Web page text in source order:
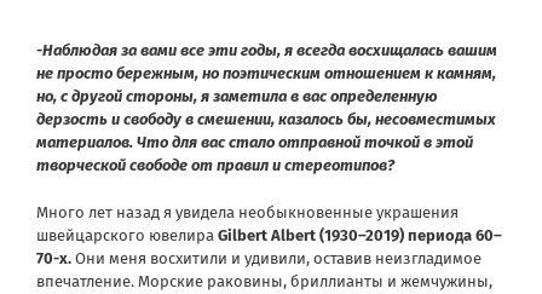
-Наблюдая за вами все эти годы, я всегда восхищалась вашим
не просто бережным, но поэтическим отношением к камням,
но, с другой стороны, я заметила в вас определенную
дерзость и свободу в смешении, казалось бы, несовместимых
материалов. Что для вас стало отправной точкой в этой
творческой свободе от правил и стереотипов?
Много лет назад я увидела необыкновенные украшения
швейцарского ювелира Gilbert Albert (1930–2019) периода 60–
70-х.Они меня восхитили и удивили, оставив неизгладимое
впечатление. Морские раковины, бриллианты и жемчужины,